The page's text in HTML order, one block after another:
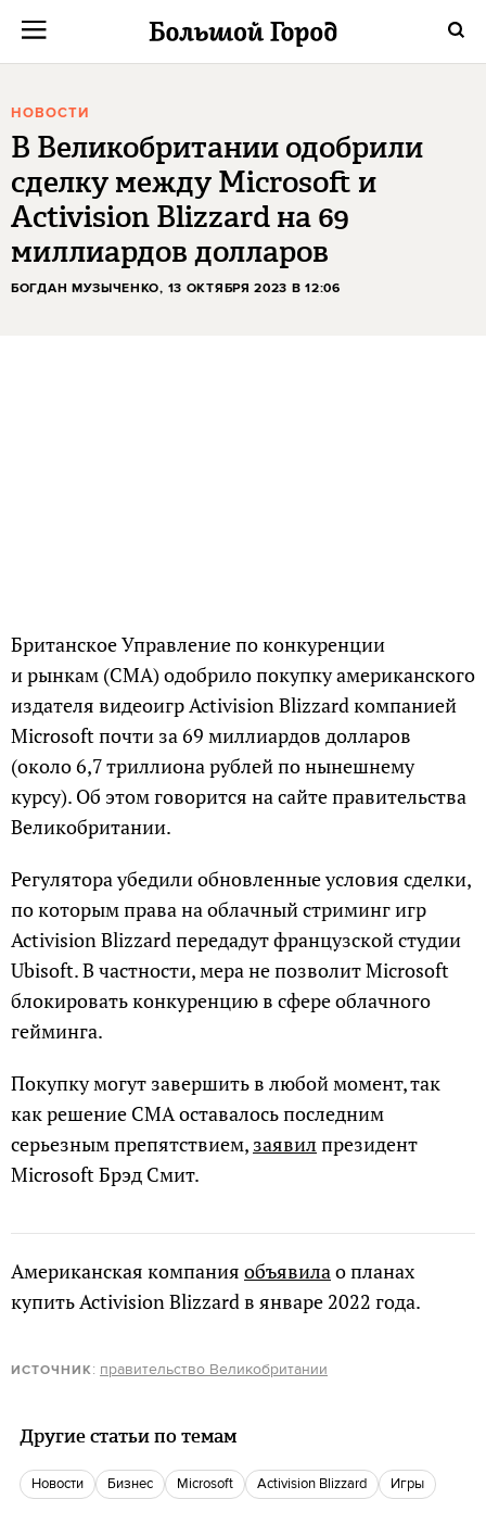
НОВОСТИ
В Великобритании одобрили
сделку между Microsoft и
Activision Blizzard на 69
миллиардов долларов
БОГДАН МУЗЫЧЕНКО, 13 ОКТЯБРЯ 2023 В 12:06
Британское Управление по конкуренции
и рынкам (CMA) одобрило покупку американского
издателя видеоигр Activision Blizzard компанией
Microsoft почти за 69 миллиардов долларов
(около 6,7 триллиона рублей по нынешнему
курсу). Об этом говорится на сайте правительства
Великобритании.
Регулятора убедили обновленные условия сделки,
по которым права на облачный стриминг игр
Activision Blizzard передадут французской студии
Ubisoft. В частности, мера не позволит Microsoft
блокировать конкуренцию в сфере облачного
гейминга.
Покупку могут завершить в любой момент, так
как решение CMA оставалось последним
серьезным препятствием, заявил президент
Microsoft Брэд Смит.
Американская компания объявилао планах
купить Activision Blizzard в январе 2022 года.
ИСТОЧНИК: правительство Великобритании
Другие статьи по темам
новости бизнес Microsoft Activision Blizzard игры